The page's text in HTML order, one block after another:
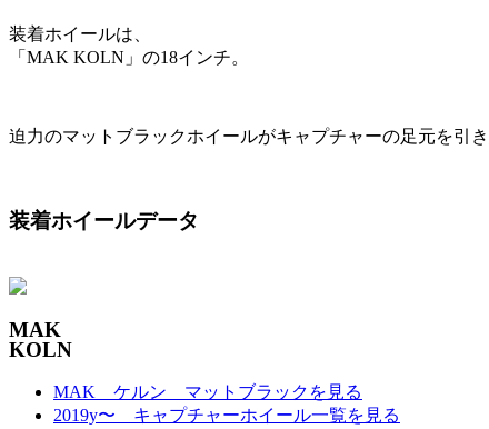
装着ホイールは、
「MAK KOLN」の18インチ。
迫力のマットブラックホイールがキャプチャーの足元を引き
装着ホイールデータ
MAK
KOLN
MAK ケルン マットブラックを見る
2019y〜 キャプチャーホイール一覧を見る